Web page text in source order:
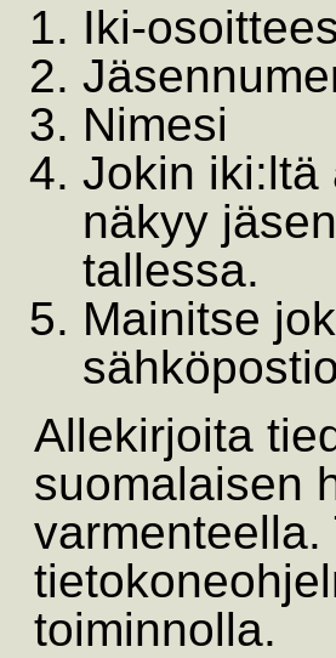
Iki-
Nimesi
Jokin iki:ltä
näkyy
tallessa.
Mainitse
Allekirjoita
suomalaisen
toiminnolla.